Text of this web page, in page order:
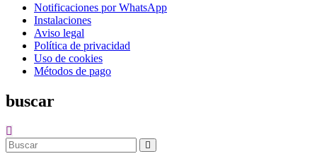
Notificaciones por WhatsApp
Instalaciones
Aviso legal
Política de privacidad
Uso de cookies
Métodos de pago
buscar